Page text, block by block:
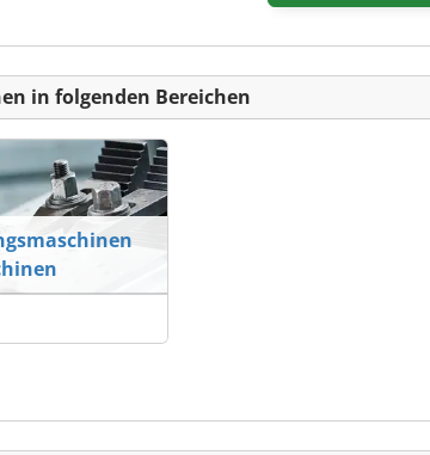
in folgenden Bereichen